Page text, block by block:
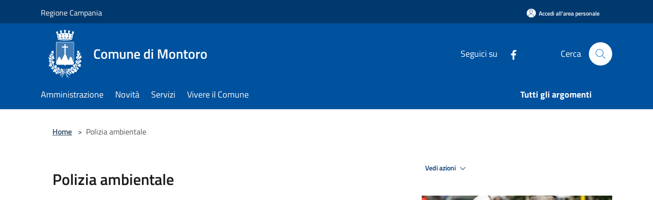
Regione Campania Accedi all'area personale
Comune di Montoro Seguici su Cerca
Amministrazione Novità Servizi Vivere il Comune Tutti gli argomenti
Home > Polizia ambientale
Polizia ambientale Vedi azioni